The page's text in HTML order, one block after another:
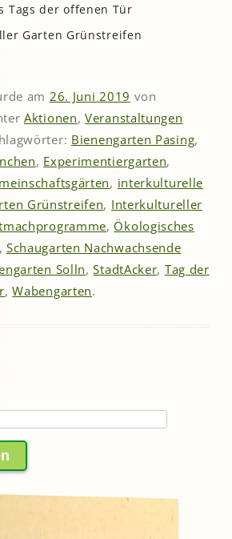
Tags der offenen Tür
Garten Grünstreifen
am 26. Juni 2019 von
Aktionen,Veranstaltungen
Bienengarten Pasing,
, Experimentiergarten,
, interkulturelle
Grünstreifen, Interkultureller
, Ökologisches
, Schaugarten Nachwachsende
Solln,StadtAcker, Tag der
,Wabengarten.